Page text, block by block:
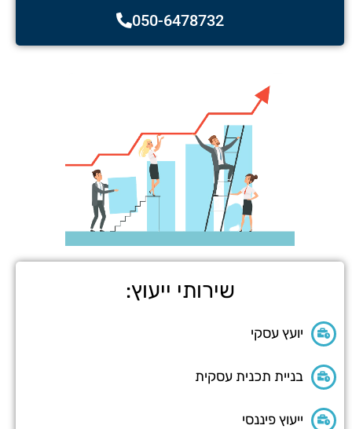
050-6478732
שירותי ייעוץ:
יועץ עסקי
בניית תכנית עסקית
ייעוץ פיננסי